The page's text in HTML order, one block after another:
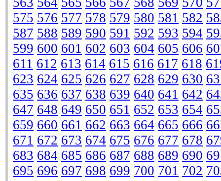
575 576 577 578 579 580 581 582
587 588 589 590 591 592 593 594
599 600 601 602 603 604 605 606
611 612 613 614 615 616 617 618
623 624 625 626 627 628 629 630
635 636 637 638 639 640 641 642
647 648 649 650 651 652 653 654
659 660 661 662 663 664 665 666
671 672 673 674 675 676 677 678
683 684 685 686 687 688 689 690
695 696 697 698 699 700 701 702